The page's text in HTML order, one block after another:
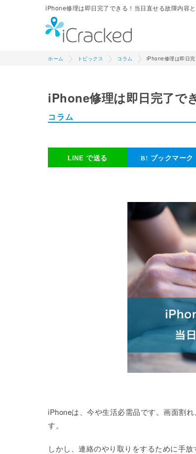
iPhone修理は即日完了できる！当日直せる故障内容
ホーム トピックス コラム iPhone修理は即日
iPhone修理は即日完了で
コラム
で送る ブックマーク
iPhoneは、今や生活必需品です。画面割
す。
しかし、連絡のやり取りをするために手